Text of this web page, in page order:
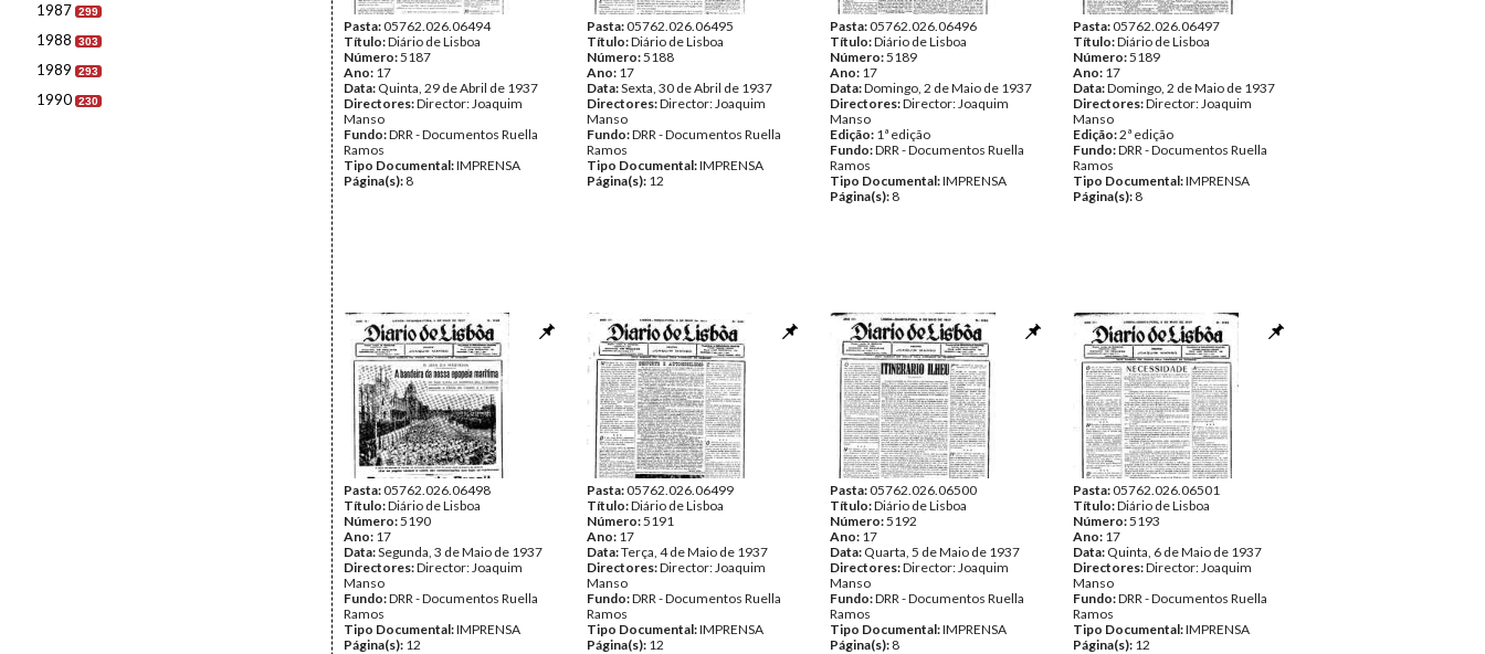
1987 299
1988 303
1989 293
1990 230
Pasta:05762.026.06494
Título:Diário de Lisboa
Número:5187
Ano: 17
Data: Quinta, 29 de Abril de 1937
Directores:Director: Joaquim
Manso
Fundo:DRR - Documentos Ruella
Ramos
Tipo Documental:IMPRENSA
Página(s): 8
Pasta:05762.026.06495
Título:Diário de Lisboa
Número:5188
Ano: 17
Data:Sexta, 30 de Abril de 1937
Directores:Director: Joaquim
Manso
Fundo:DRR - Documentos Ruella
Ramos
Tipo Documental:IMPRENSA
Página(s): 12
Pasta:05762.026.06496
Título:Diário de Lisboa
Número:5189
Ano: 17
Data:Domingo, 2 de Maio de 1937
Directores:Director: Joaquim
Manso
Edição: 1ª edição
Fundo:DRR - Documentos Ruella
Ramos
Tipo Documental:IMPRENSA
Página(s): 8
Pasta:05762.026.06497
Título:Diário de Lisboa
Número:5189
Ano: 17
Data:Domingo, 2 de Maio de 1937
Directores:Director: Joaquim
Manso
Edição:2ª edição
Fundo:DRR - Documentos Ruella
Ramos
Tipo Documental:IMPRENSA
Página(s): 8
Pasta:05762.026.06498
Título:Diário de Lisboa
Número:5190
Ano: 17
Data:Segunda, 3 de Maio de 1937
Directores:Director: Joaquim
Manso
Fundo:DRR - Documentos Ruella
Ramos
Tipo Documental:IMPRENSA
Página(s): 12
Pasta:05762.026.06499
Título:Diário de Lisboa
Número:5191
Ano: 17
Data:Terça, 4 de Maio de 1937
Directores:Director: Joaquim
Manso
Fundo:DRR - Documentos Ruella
Ramos
Tipo Documental:IMPRENSA
Página(s): 12
Pasta:05762.026.06500
Título:Diário de Lisboa
Número:5192
Ano: 17
Data: Quarta, 5 de Maio de 1937
Directores:Director: Joaquim
Manso
Fundo:DRR - Documentos Ruella
Ramos
Tipo Documental:IMPRENSA
Página(s): 8
Pasta:05762.026.06501
Título:Diário de Lisboa
Número:5193
Ano: 17
Data: Quinta, 6 de Maio de 1937
Directores:Director: Joaquim
Manso
Fundo:DRR - Documentos Ruella
Ramos
Tipo Documental:IMPRENSA
Página(s): 12